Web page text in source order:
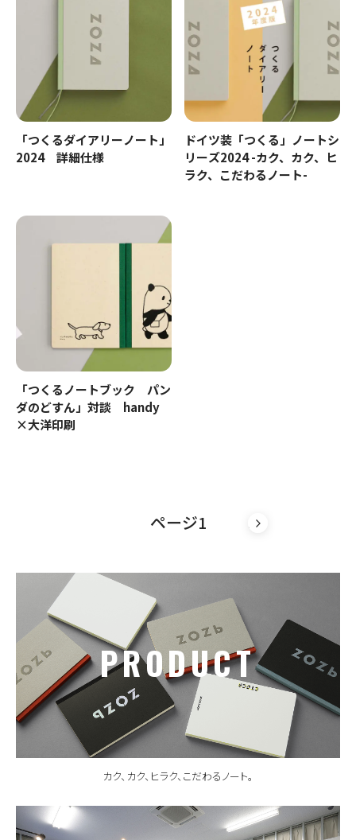
「つくるダイアリーノート」
2024 詳細仕様
ドイツ装「つくる」ノートシ
リーズ2024 -カク、カク、ヒ
ラク、こだわるノート-
「つくるノートブック パン
ダのどすん」対談 handy
×大洋印刷
ページ1 »
PRODUCT
カク、カク、ヒラク、こだわるノート。